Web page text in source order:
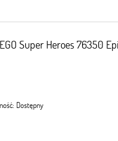
Super Heroes 76350
Dostępny